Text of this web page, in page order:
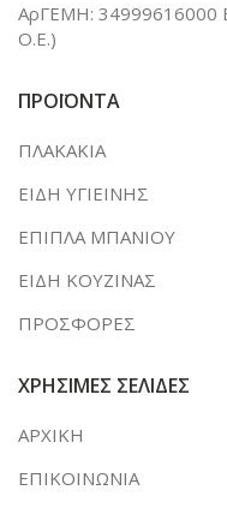
ΑρΓΕΜΗ: 34999616000
Ο.Ε.)
ΠΡΟΪΟΝΤΑ
ΠΛΑΚΑΚΙΑ
ΕΙΔΗ ΥΓΙΕΙΝΗΣ
ΕΠΙΠΛΑ ΜΠΑΝΙΟΥ
ΕΙΔΗ ΚΟΥΖΙΝΑΣ
ΠΡΟΣΦΟΡΕΣ
ΧΡΗΣΙΜΕΣ ΣΕΛΙΔΕΣ
ΑΡΧΙΚΗ
ΕΠΙΚΟΙΝΩΝΙΑ